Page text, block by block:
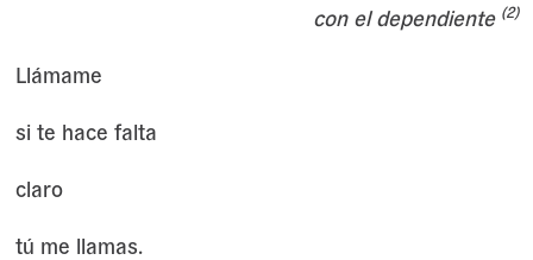
con el dependiente (2)
Llámame
si te hace falta
claro
tú me llamas.